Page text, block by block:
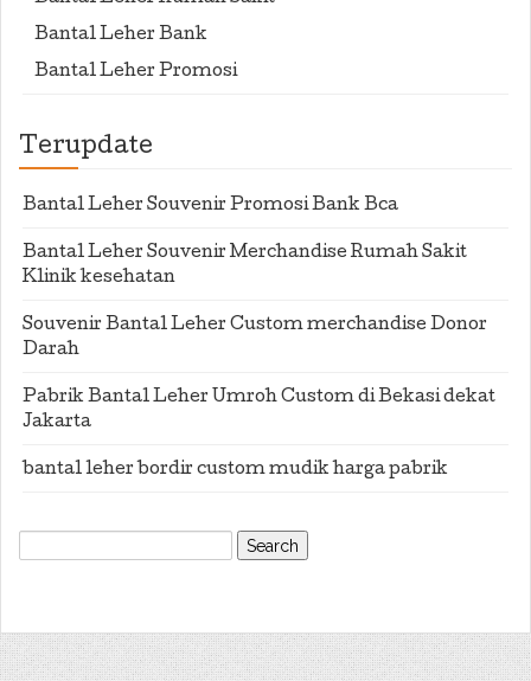
Bantal Leher Bank
Bantal Leher Promosi
Terupdate
Bantal Leher Souvenir Promosi Bank Bca
Bantal Leher Souvenir Merchandise Rumah Sakit
Klinik kesehatan
Souvenir Bantal Leher Custom merchandise Donor
Darah
Pabrik Bantal Leher Umroh Custom di Bekasi dekat
Jakarta
bantal leher bordir custom mudik harga pabrik
Search
for: